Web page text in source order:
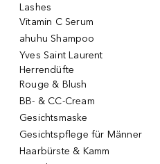
Lashes
Vitamin C Serum
ahuhu Shampoo
Yves Saint Laurent
Herrendüfte
Rouge & Blush
BB- & CC-Cream
Gesichtsmaske
Gesichtspflege für Männer
Haarbürste & Kamm